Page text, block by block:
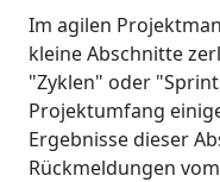
Im agilen
kleine Abschnitte
"Zyklen" oder
Projektumfang
Ergebnisse dieser
Rückmeldungen